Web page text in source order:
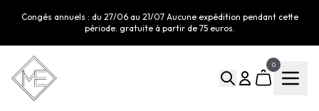
Congés annuels : du 27/06 au 21/07 Aucune expédition pendant cette
période. gratuite à partir de 75 euros.
0